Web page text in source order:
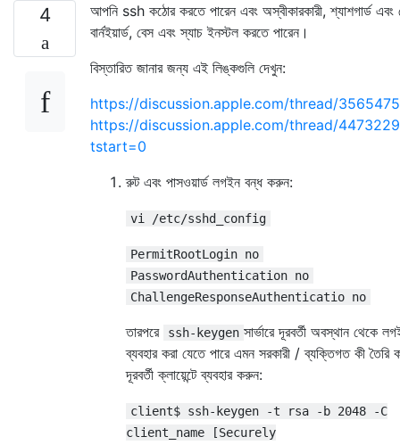
4
আপনি ssh কঠোর করতে পারেন এবং অস্বীকারকারী, শ্যাশগার্ড এবং
বার্নইয়ার্ড, বেস এবং স্যাচ ইনস্টল করতে পারেন।
বিস্তারিত জানার জন্য এই লিঙ্কগুলি দেখুন:
https://discussion.apple.com/thread/3565475
https://discussion.apple.com/thread/
tstart=0
রুট এবং পাসওয়ার্ড লগইন বন্ধ করুন:
vi /etc/sshd_config
PermitRootLogin no
PasswordAuthentication no
ChallengeResponseAuthenticatio no
তারপরে ssh-keygen সার্ভারে দূরবর্তী অবস্থান থেকে
ব্যবহার করা যেতে পারে এমন সরকারী / ব্যক্তিগত কী তৈরি
দূরবর্তী ক্লায়েন্টে ব্যবহার করুন:
client$ ssh-keygen -t rsa -b 2048 -C
client_name [Securely